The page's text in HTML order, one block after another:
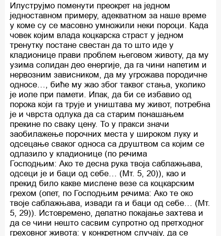
Илуструјмо поменути преокрет на једном
једноставном примеру, адекватном за наше време
у коме су се масовно умножили неки пороци. Када
човек којим влада коцкарска страст у једном
тренутку постане свестан да то што иде у
кладионице прави проблем његовом животу, да му
узима солидан део енергије, да га чини напетим и
нервозним зависником, да му угрожава породичне
односе…, биће му жао због таквог стања, уколико
је иоле при памети. Ипак, да би се избавио од
порока који га трује и уништава му живот, потребна
је и чврста одлука да са старим понашањем
прекине по сваку цену. То у пракси значи
заобилажење порочних места у широком луку и
одсецање сваког односа са друштвом са којим се
одлазило у кладионице (по речима
Господњим: Ако те десна рука твоја саблажњава,
одсеци је и баци од себе… (Мт. 5, 20)), као и
прекид било какве мислене везе са коцкарским
грехом (опет, по Господњим речима: Ако те око
твоје саблажњава, извади га и баци од себе… (Мт.
5, 29)). Истовремено, делатно покајање захтева и
да се чини нешто сасвим супротно од претходног
греховног живота: у конкретном случају, да се